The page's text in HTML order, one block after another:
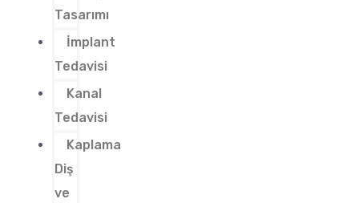
Tasarımı
İmplant
Tedavisi
Kanal
Tedavisi
Kaplama
Diş
ve